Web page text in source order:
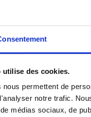
utilise des cookies.
nous permettent de
notre trafic.
médias sociaux, de